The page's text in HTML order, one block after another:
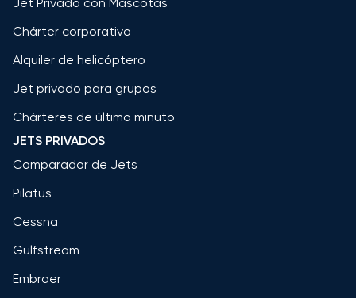
Chárter corporativo
Alquiler de helicóptero
Jet privado para grupos
Chárteres de último minuto
JETS PRIVADOS
Comparador de Jets
Pilatus
Cessna
Gulfstream
Embraer